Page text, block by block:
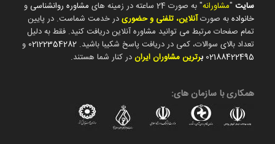
سایت"مشاورانه" به صورت 24 ساعته در زمینه های مشاوره روانشناسی و
خانوادهبه صورتآنلاین، تلفنی و حضوریدر خدمت شماست. در پایین
تمام صفحات مرتبط می توانید مشاوره آنلاین دریافت کنید. فقط به دلیل
تعداد بالای سوالات، کمی در دریافت پاسخ شکیبا باشید. 02122354282 و
02188422495 برترین مشاوران ایراندر کنار شما هستند.
همکاری با سازمان های: